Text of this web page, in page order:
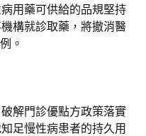
用藥可供給的品規堅持
構就診取藥，將撤消醫
。
解門診優點方政策落實
足慢性病患者的持久用